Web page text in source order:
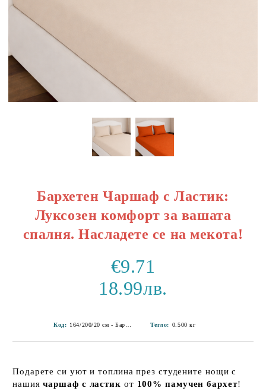
Бархетен Чаршаф с Ластик:
Луксозен комфорт за вашата
спалня. Насладете се на мекота!
€9.71
18.99лв.
Код: Тегло: 0.500 кг
Подарете си уют и топлина през студените нощи с
нашиячаршаф с ластик от 100% памучен бархет!